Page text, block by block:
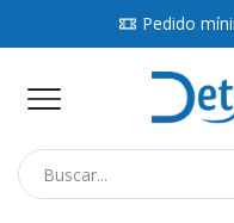
Pedido